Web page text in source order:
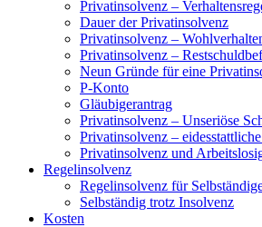
Privatinsolvenz –
Dauer der Privatinsolvenz
Privatinsolvenz –
Privatinsolvenz –
Neun Gründe für eine
P-Konto
Gläubigerantrag
Privatinsolvenz – Unseriöse
Privatinsolvenz –
Privatinsolvenz und
Regelinsolvenz
Regelinsolvenz für
Selbständig trotz Insolvenz
Kosten